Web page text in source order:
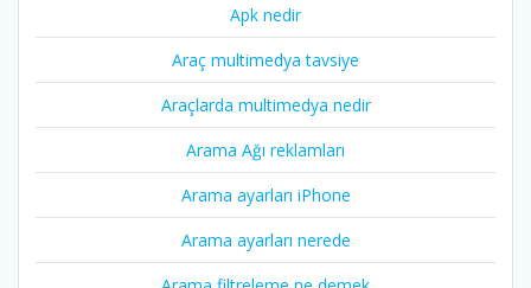
Apk nedir
Araç multimedya tavsiye
Araçlarda multimedya nedir
Arama Ağı reklamları
Arama ayarları iPhone
Arama ayarları nerede